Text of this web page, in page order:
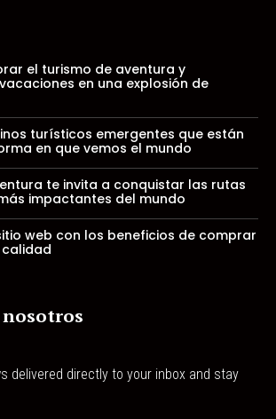
el turismo de aventura y
en una explosión de
turísticos emergentes que están
en que vemos el mundo
te invita a conquistar las rutas
impactantes del mundo
web con los beneficios de comprar
delivered directly to your inbox and stay